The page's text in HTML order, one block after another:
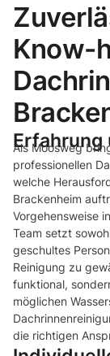
Know-
Erfahrung
Als Moosweg
professionellen
welche
Brackenheim
Vorgehensweise
Team setzt
geschultes
Reinigung zu
funktional,
möglichen
die richtigen